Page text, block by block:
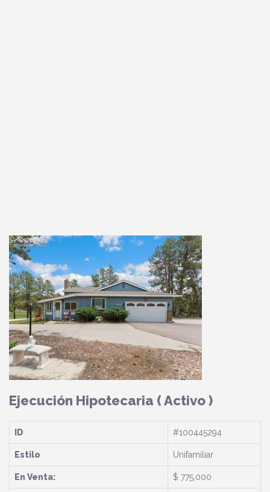
Ejecución Hipotecaria ( Activo )
ID #100445294
Estilo Unifamiliar
En Venta: $ 775,000